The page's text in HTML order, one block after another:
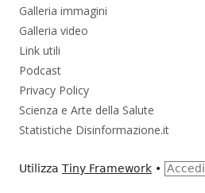
Galleria immagini
Galleria video
Link utili
Podcast
Privacy Policy
Scienza e Arte della Salute
Statistiche Disinformazione.it
Utilizza Tiny Framework • Accedi